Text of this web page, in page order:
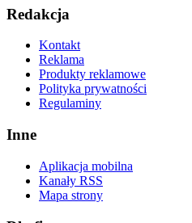
Redakcja
Kontakt
Reklama
Produkty reklamowe
Polityka prywatności
Regulaminy
Inne
Aplikacja mobilna
Kanały RSS
Mapa strony